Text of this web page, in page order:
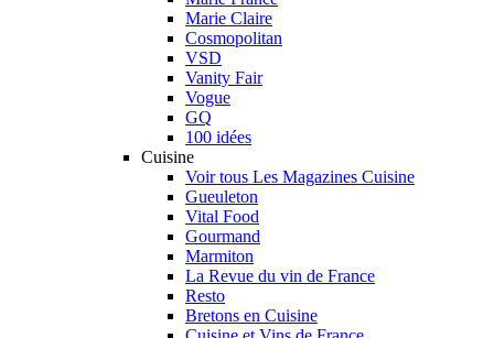
Marie Claire
Cosmopolitan
VSD
Vanity Fair
Vogue
GQ
100 idées
Cuisine
Voir tous Les Magazines Cuisine
Gueuleton
Vital Food
Gourmand
Marmiton
La Revue du vin de France
Resto
Bretons en Cuisine